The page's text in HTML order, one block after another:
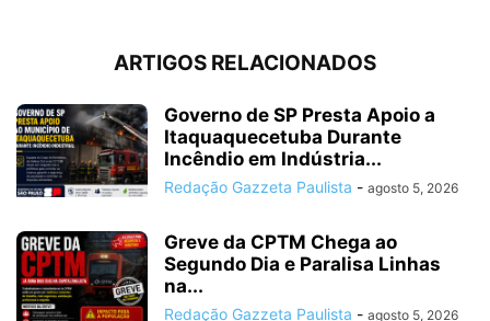
ARTIGOS RELACIONADOS
Governo de SP Presta Apoio a
Itaquaquecetuba Durante
Incêndio em Indústria...
Redação Gazzeta Paulista - agosto 5, 2026
Greve da CPTM Chega ao
Segundo Dia e Paralisa Linhas
na...
Redação Gazzeta Paulista - agosto 5, 2026